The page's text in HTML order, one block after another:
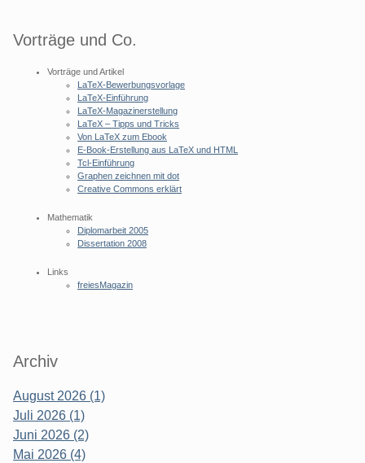
Vorträge und Co.
Vorträge und Artikel
LaTeX-Bewerbungsvorlage
LaTeX-Einführung
LaTeX-Magazinerstellung
LaTeX – Tipps und Tricks
Von LaTeX zum Ebook
E-Book-Erstellung aus LaTeX und HTML
Tcl-Einführung
Graphen zeichnen mit dot
Creative Commons erklärt
Mathematik
Diplomarbeit 2005
Dissertation 2008
Links
freiesMagazin
Archiv
August 2026 (1)
Juli 2026 (1)
Juni 2026 (2)
Mai 2026 (4)